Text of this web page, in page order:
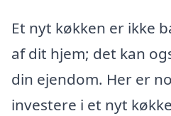
Et nyt køkken er ikke
af dit hjem; det kan
din ejendom. Her er
investere i et nyt